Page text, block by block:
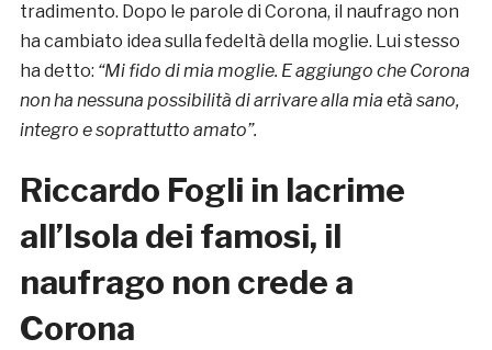
tradimento. Dopo le parole di Corona, il naufrago non
ha cambiato idea sulla fedeltà della moglie. Lui stesso
ha detto: “Mi fido di mia moglie. E aggiungo che Corona
non ha nessuna possibilità di arrivare alla mia età sano,
integro e soprattutto amato”.
Riccardo Fogli in lacrime
all’Isola dei famosi, il
naufrago non crede a
Corona